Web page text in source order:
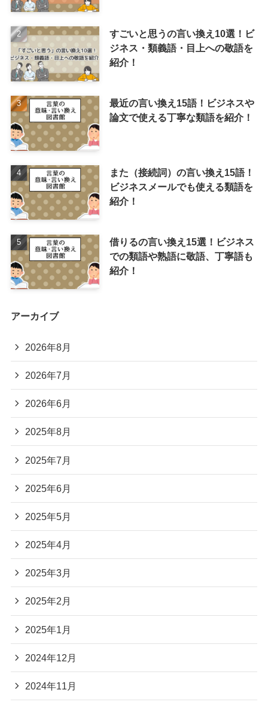
すごいと思うの言い換え10選！ビ
ジネス・類義語・目上への敬語を
紹介！
最近の言い換え15語！ビジネスや
論文で使える丁寧な類語を紹介！
また（接続詞）の言い換え15語！
ビジネスメールでも使える類語を
紹介！
借りるの言い換え15選！ビジネス
での類語や熟語に敬語、丁寧語も
紹介！
アーカイブ
2026年8月
2026年7月
2026年6月
2025年8月
2025年7月
2025年6月
2025年5月
2025年4月
2025年3月
2025年2月
2025年1月
2024年12月
2024年11月